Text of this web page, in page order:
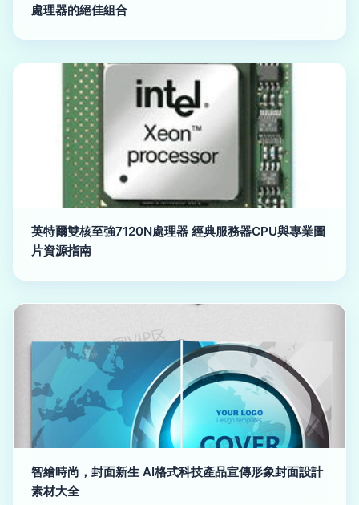
處理器的絕佳組合
英特爾雙核至強7120N處理器 經典服務器CPU與專業圖
片資源指南
智繪時尚，封面新生 AI格式科技產品宣傳形象封面設計
素材大全